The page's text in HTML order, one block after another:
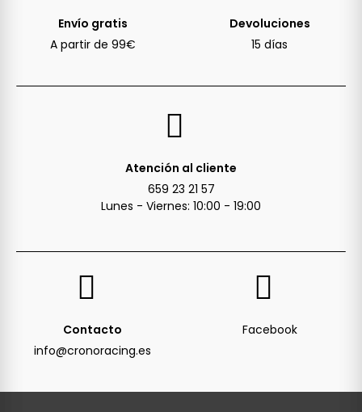
Envío gratis
A partir de 99€
Devoluciones
15 días
Atención al cliente
659 23 21 57
Lunes - Viernes: 10:00 - 19:00
Contacto
info@cronoracing.es
Facebook